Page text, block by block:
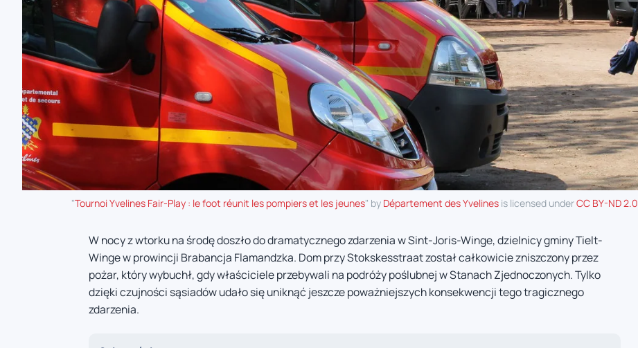
"Tournoi Yvelines Fair-Play : le foot réunit les pompiers et les jeunes" by Département des Yvelines is licensed underCC BY-ND 2.0
W nocy z wtorku na środę doszło do dramatycznego zdarzenia w Sint-Joris-Winge, dzielnicy gminy Tielt-
Winge w prowincji Brabancja Flamandzka. Dom przy Stokskesstraat został całkowicie zniszczony przez
pożar, który wybuchł, gdy właściciele przebywali na podróży poślubnej w Stanach Zjednoczonych. Tylko
dzięki czujności sąsiadów udało się uniknąć jeszcze poważniejszych konsekwencji tego tragicznego
zdarzenia.